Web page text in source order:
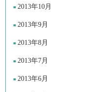
2013年10月
2013年9月
2013年8月
2013年7月
2013年6月